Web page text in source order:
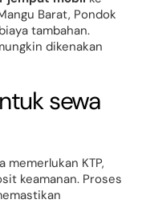
Barat, Pondok
tambahan.
dikenakan
sewa
memerlukan KTP,
keamanan. Proses